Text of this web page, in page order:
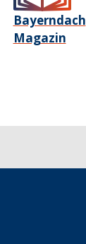
Bayerndach
Magazin